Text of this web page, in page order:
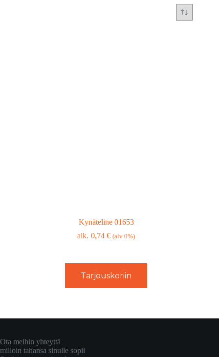
Kynäteline 01653
0,74€ (alv 0%)
Tarjouskoriin
Ota meihin yhteyttä
milloin tahansa sinulle sopii